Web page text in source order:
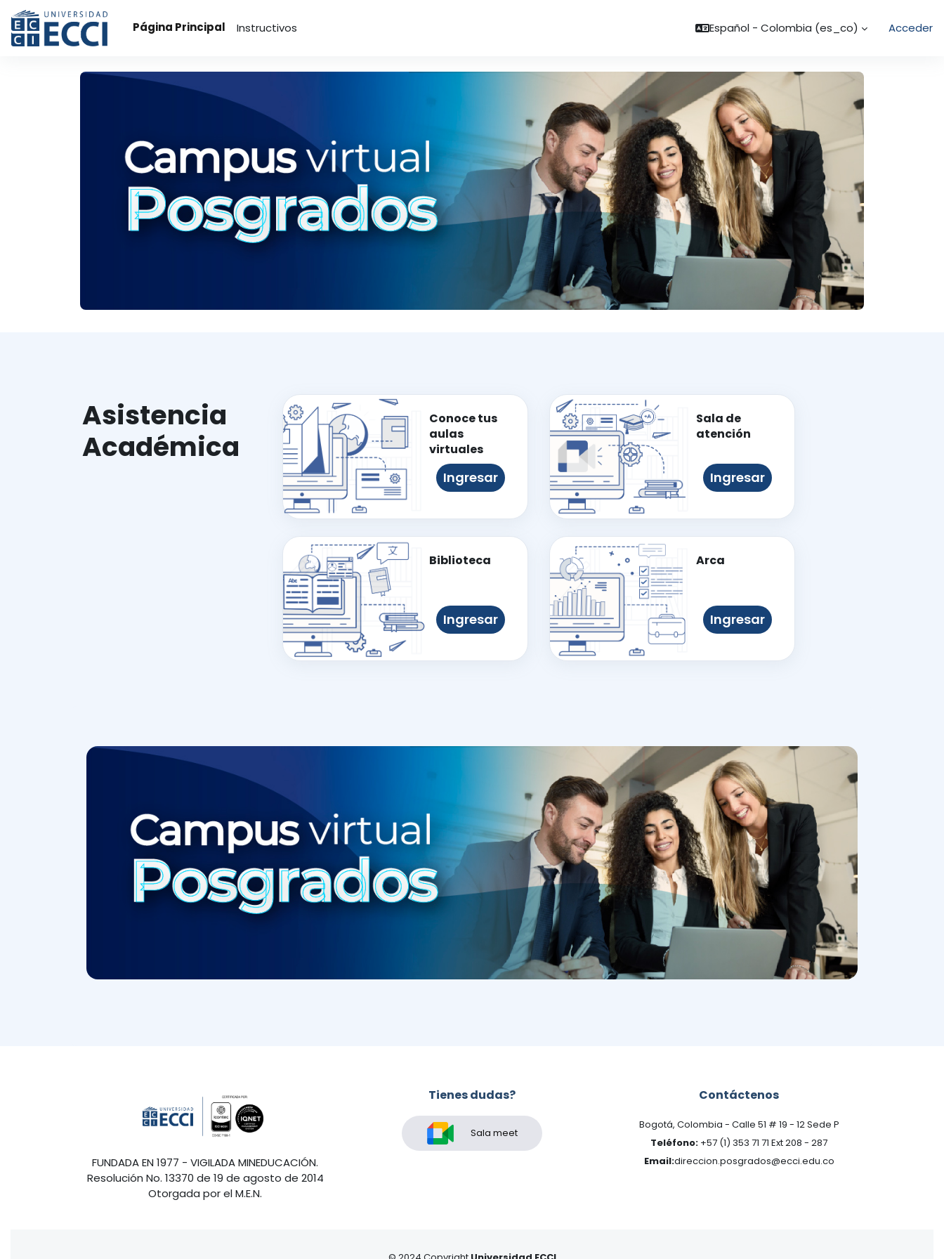
Saltar al contenido principal
Página Principal
Instructivos Español - Colombia ‎(es_co)‎ Acceder
Asistencia
Académica
Conoce tus
aulas
virtuales
Ingresar
Sala de
atención
Ingresar
Biblioteca
Ingresar
Arca
Ingresar
FUNDADA EN 1977 - VIGILADA MINEDUCACIÓN.
Resolución No. 13370 de 19 de agosto de 2014
Otorgada por el M.E.N.
Tienes dudas?
Sala meet
Contáctenos
Bogotá, Colombia - Calle 51 # 19 - 12 Sede P
Teléfono: +57 (1) 353 71 71 Ext 208 - 287
Email:direccion.posgrados@ecci.edu.co